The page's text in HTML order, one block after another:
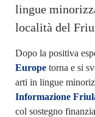
lingue
località del
Dopo la positiva
Europetorna e si
arti in lingue
Informazione
col sostegno